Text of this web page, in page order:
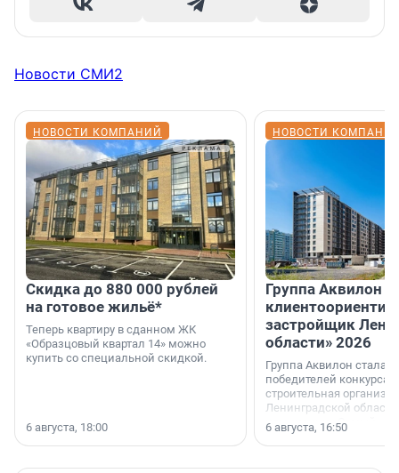
Новости СМИ2
НОВОСТИ КОМПАНИЙ
Скидка до 880 000 рублей
на готовое жильё*
Теперь квартиру в сданном ЖК
«Образцовый квартал 14» можно
купить со специальной скидкой.
6 августа, 18:00
НОВОСТИ
Группа Аквилон
застройщик
области» 2026
Группа Аквилон стала
победителей конкурса
строительная
Ленинградской области
номинации «Самый
застройщик
области».
6 августа, 16:50